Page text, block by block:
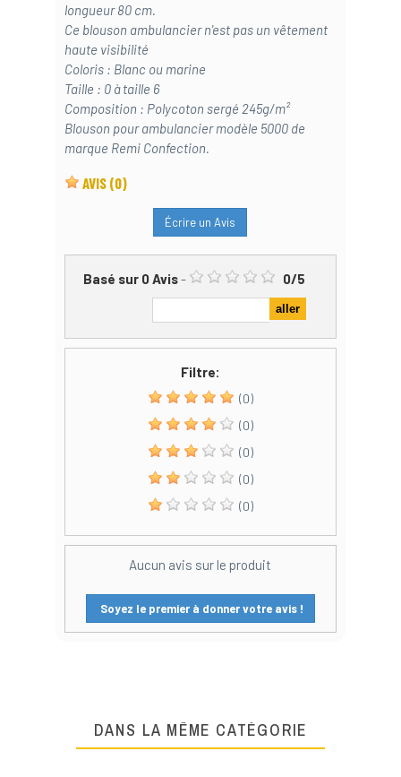
longueur 80 cm.
Ce blouson ambulancier n'est pas un vêtement
haute visibilité
Coloris : Blanc ou marine
Taille : 0 à taille 6
Composition : Polycoton sergé 245g/m²
Blouson pour ambulancier modèle 5000 de
marque Remi Confection.
AVIS (0)
Écrire un Avis
Basé sur 0Avis- 0/5
Filtre:
(0)
(0)
(0)
(0)
(0)
Aucun avis sur le produit
Soyez le premier à donner votre avis !
DANS LA MÊME CATÉGORIE